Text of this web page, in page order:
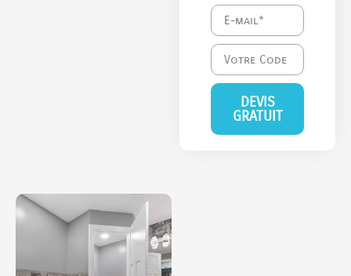
DEVIS
GRATUIT